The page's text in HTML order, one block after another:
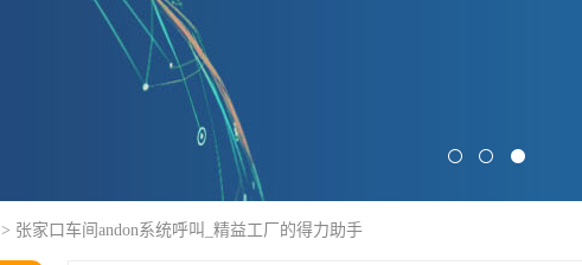
> 张家口车间andon系统呼叫_精益工厂的得力助手